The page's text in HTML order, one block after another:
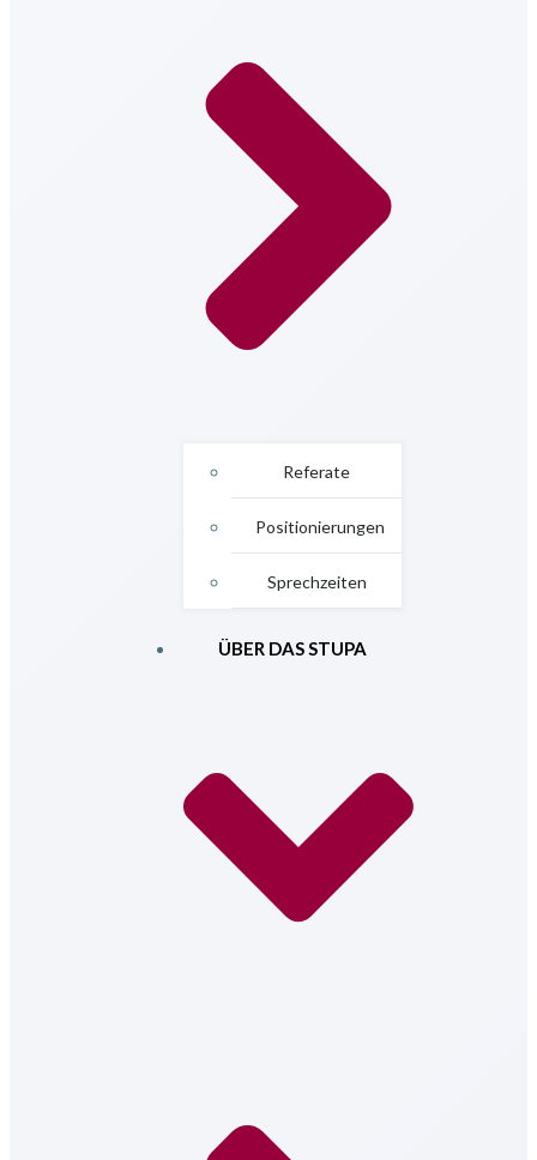
Referate
Positionierungen
Sprechzeiten
ÜBER DAS STUPA